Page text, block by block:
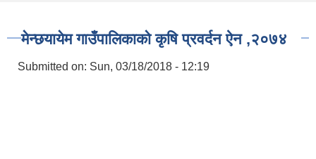
मेन्छयायेम गाउँपालिकाको कृषि प्रवर्दन ऐन ,२०७४
Submitted on: Sun, 03/18/2018 - 12:19